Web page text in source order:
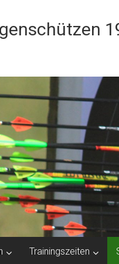
Trainingszeiten